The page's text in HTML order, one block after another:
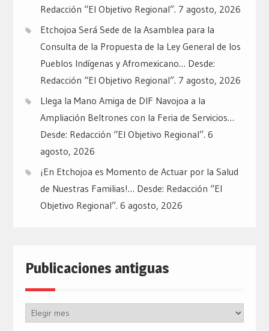
Redacción “El Objetivo Regional”. 7 agosto, 2026
Etchojoa Será Sede de la Asamblea para la
Consulta de la Propuesta de la Ley General de los
Pueblos Indígenas y Afromexicano… Desde:
Redacción “El Objetivo Regional”. 7 agosto, 2026
Llega la Mano Amiga de DIF Navojoa a la
Ampliación Beltrones con la Feria de Servicios…
Desde: Redacción “El Objetivo Regional”. 6
agosto, 2026
¡En Etchojoa es Momento de Actuar por la Salud
de Nuestras Familias!… Desde: Redacción “El
Objetivo Regional”. 6 agosto, 2026
Publicaciones antiguas
Publicaciones